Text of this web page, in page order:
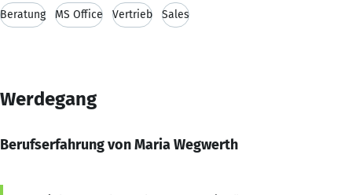
Beratung MS Office Vertrieb Sales
Werdegang
Berufserfahrung von Maria Wegwerth